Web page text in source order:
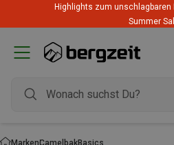
Highlights zum unschlagbaren
Summer
MarkenCamelbakBasics